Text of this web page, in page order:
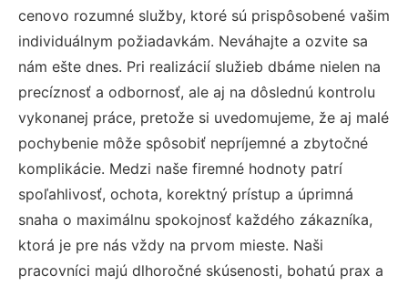
cenovo rozumné služby, ktoré sú prispôsobené vašim
individuálnym požiadavkám. Neváhajte a ozvite sa
nám ešte dnes. Pri realizácií služieb dbáme nielen na
precíznosť a odbornosť, ale aj na dôslednú kontrolu
vykonanej práce, pretože si uvedomujeme, že aj malé
pochybenie môže spôsobiť nepríjemné a zbytočné
komplikácie. Medzi naše firemné hodnoty patrí
spoľahlivosť, ochota, korektný prístup a úprimná
snaha o maximálnu spokojnosť každého zákazníka,
ktorá je pre nás vždy na prvom mieste. Naši
pracovníci majú dlhoročné skúsenosti, bohatú prax a